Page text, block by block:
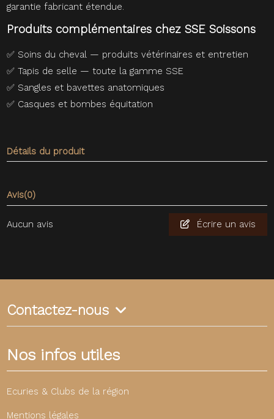
garantie fabricant étendue.
Produits complémentaires chez SSE Soissons
✅ Soins du cheval — produits vétérinaires et entretien
✅Tapis de selle — toute la gamme SSE
✅ Sangles et bavettes anatomiques
✅ Casques et bombes équitation
Détails du produit
Avis(0)
Aucun avis Écrire un avis
Contactez-nous
Nos infos utiles
Ecuries & Clubs de la région
Mentions légales